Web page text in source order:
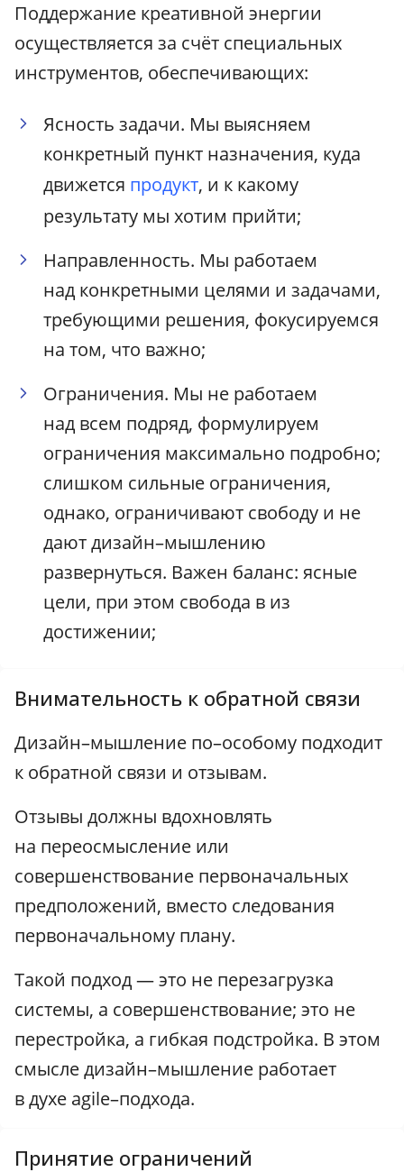
Поддержание креативной энергии
осуществляется за счёт специальных
инструментов, обеспечивающих:
Ясность задачи. Мы выясняем
конкретный пункт назначения, куда
движется продукт, и к какому
результату мы хотим прийти;
Направленность. Мы работаем
над конкретными целями и задачами,
требующими решения, фокусируемся
на том, что важно;
Ограничения. Мы не работаем
над всем подряд, формулируем
ограничения максимально подробно;
слишком сильные ограничения,
однако, ограничивают свободу и не
дают дизайн–мышлению
развернуться. Важен баланс: ясные
цели, при этом свобода в из
достижении;
Внимательность к обратной связи
Дизайн–мышление по–особому подходит
к обратной связи и отзывам.
Отзывы должны вдохновлять
на переосмысление или
совершенствование первоначальных
предположений, вместо следования
первоначальному плану.
Такой подход — это не перезагрузка
системы, а совершенствование; это не
перестройка, а гибкая подстройка. В этом
смысле дизайн–мышление работает
в духе agile–подхода.
Принятие ограничений